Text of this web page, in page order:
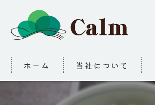
ホーム 当社について